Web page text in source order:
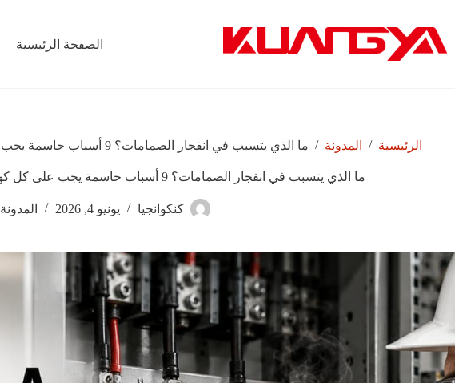
المحتوى
الصفحة الرئيسية
الرئيسية / المدونة / ما الذي يتسبب في انفجار الصمامات؟ 9 أسباب حاسمة يجب على كل كهربائي ومهندس معرفتها
ما الذي يتسبب في انفجار الصمامات؟ 9 أسباب حاسمة يجب على كل كهربائي ومهندس معرفتها
كنكوانجيا يونيو 4, 2026 المدونة